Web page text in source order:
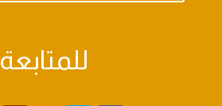
للمتابعة